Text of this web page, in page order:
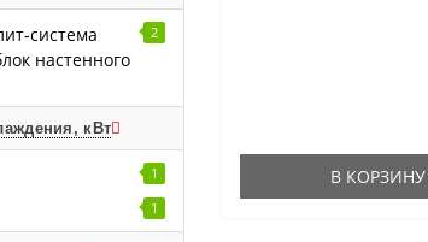
система
настенного
2
кВт
1
1
В КОРЗИНУ